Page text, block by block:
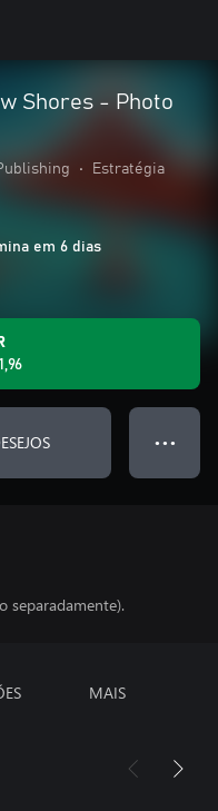
Shores - Photo
• Estratégia
em 6 dias
● ● ●
separadamente).
MAIS